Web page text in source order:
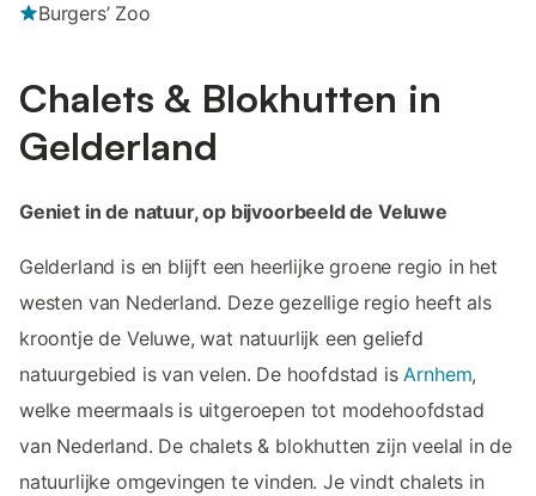
Burgers’ Zoo
Chalets & Blokhutten in
Gelderland
Geniet in de natuur, op bijvoorbeeld de Veluwe
Gelderland is en blijft een heerlijke groene regio in het
westen van Nederland. Deze gezellige regio heeft als
kroontje de Veluwe, wat natuurlijk een geliefd
natuurgebied is van velen. De hoofdstad is Arnhem,
welke meermaals is uitgeroepen tot modehoofdstad
van Nederland. De chalets & blokhutten zijn veelal in de
natuurlijke omgevingen te vinden. Je vindt chalets in